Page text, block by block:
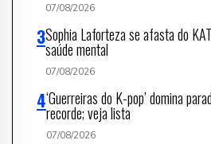
07/08/2026
Sophia Laforteza se afasta do
saúde mental
07/08/2026
‘Guerreiras do K-pop’ domina
recorde; veja lista
07/08/2026